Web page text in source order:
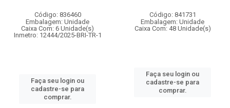
Código: 836460
Embalagem: Unidade
Caixa Com: 6 Unidade(s)
Inmetro: 12444/2025-BRI-TR-1
Faça seu login ou
cadastre-se para
comprar.
Código: 841731
Embalagem: Unidade
Caixa Com: 48 Unidade(s)
Faça seu login ou
cadastre-se para
comprar.